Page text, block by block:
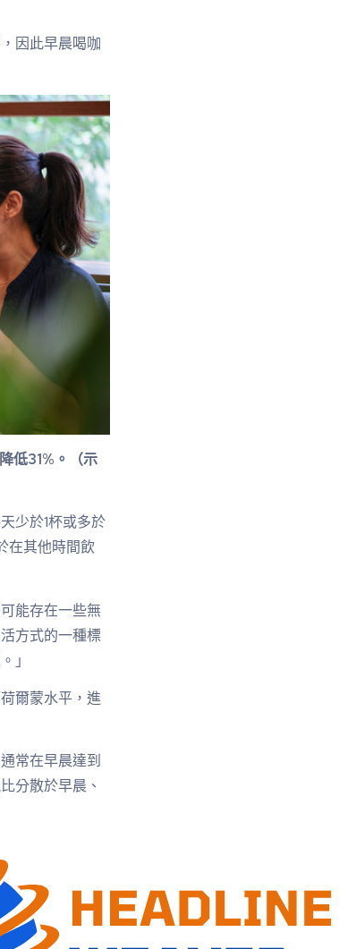
因此早晨喝咖
低31%。（示
少於1杯或多於
在其他時間飲
能存在一些無
方式的一種標
」
爾蒙水平，進
常在早晨達到
分散於早晨、